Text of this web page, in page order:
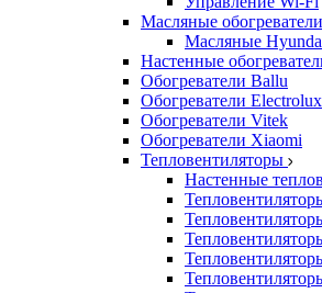
Масляные обогреватели
Масляные
Настенные
Обогреватели Ballu
Обогреватели Electrolux
Обогреватели Vitek
Обогреватели Xiaomi
Тепловентиляторы
Настенные